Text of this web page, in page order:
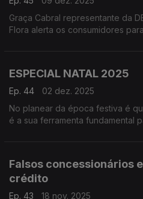
Graça Cabral representante da
Flora alerta os consumidores
ESPECIAL NATAL 2025
Ep. 44
02 dez. 2025
No planear da época festiva é
é a sua ferramenta fundamental
Falsos concessionários
crédito
Ep. 43
18 nov. 2025